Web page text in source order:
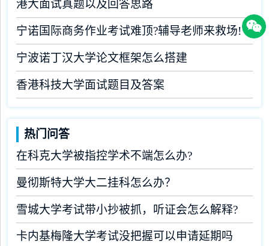
港大面试真题以及回答思路
宁诺国际商务作业考试难顶?辅导老师来救场!
宁波诺丁汉大学论文框架怎么搭建
香港科技大学面试题目及答案
热门问答
在科克大学被指控学术不端怎么办?
曼彻斯特大学大二挂科怎么办？
雪城大学考试带小抄被抓，听证会怎么解释?
卡内基梅隆大学考试没把握可以申请延期吗